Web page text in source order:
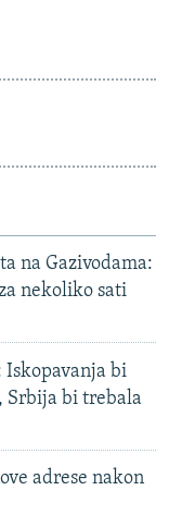
na Gazivodama:
nekoliko sati
bi
Srbija bi trebala
adrese nakon